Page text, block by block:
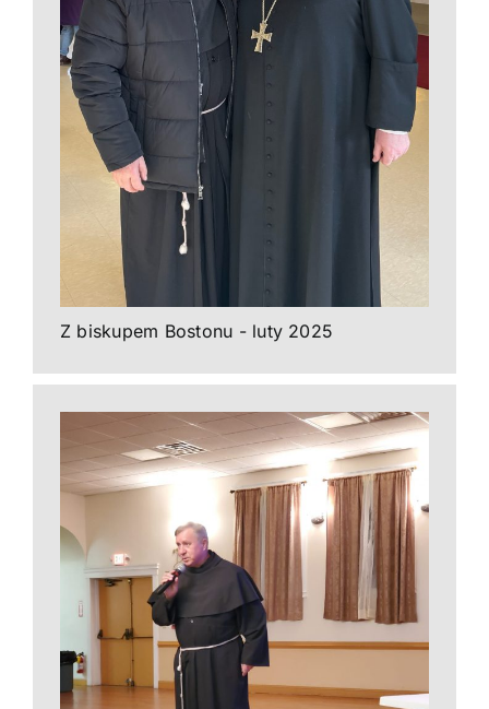
Z biskupem Bostonu - luty 2025